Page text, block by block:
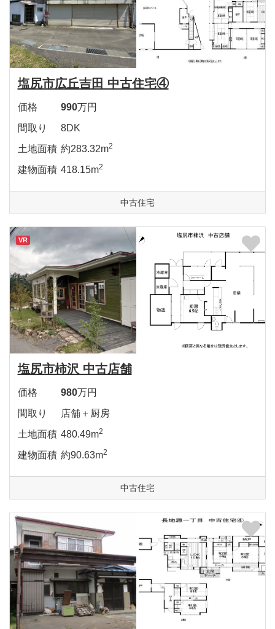
塩尻市広丘吉田 中古住宅④
価格 990万円
間取り
8DK
土地面積 約283.32m2
建物面積 418.15m2
中古住宅
VR
塩尻市柿沢 中古店舗
価格 980万円
間取り
店舗＋厨房
土地面積 480.49m2
建物面積 約90.63m2
中古住宅